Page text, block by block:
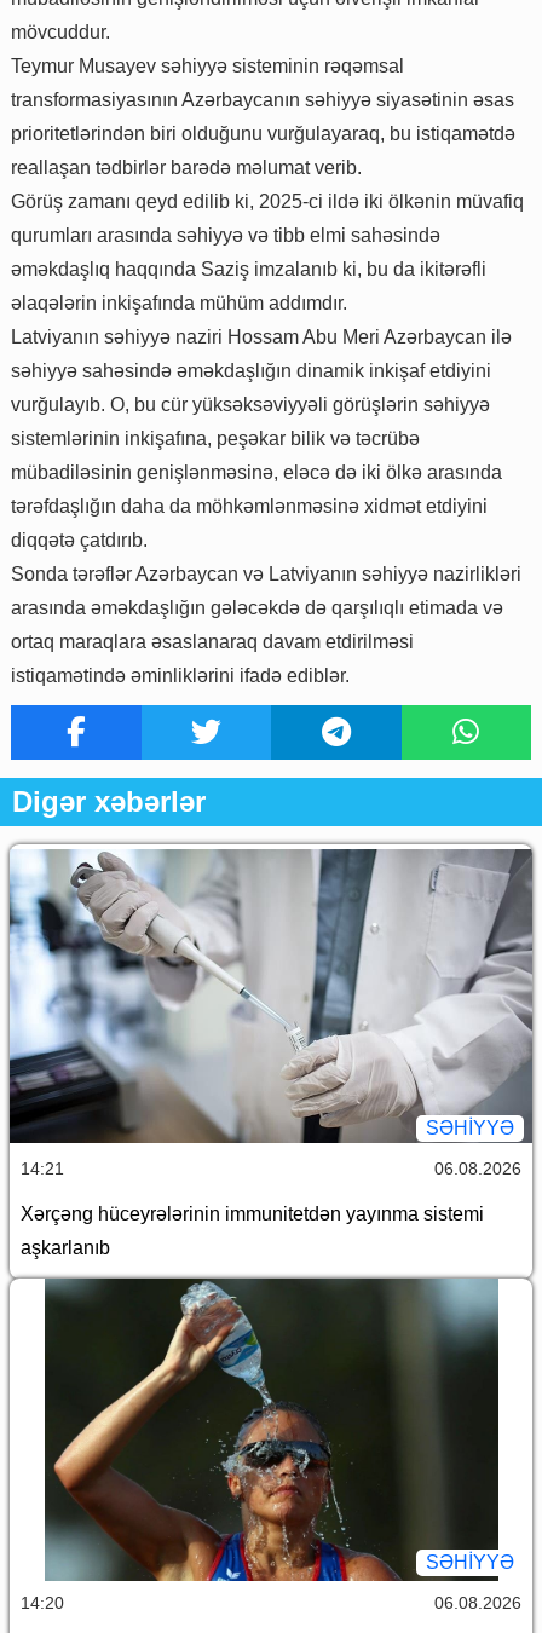
mövcuddur.
Teymur Musayev səhiyyə sisteminin rəqəmsal
transformasiyasının Azərbaycanın səhiyyə siyasətinin əsas
prioritetlərindən biri olduğunu vurğulayaraq, bu istiqamətdə
reallaşan tədbirlər barədə məlumat verib.
Görüş zamanı qeyd edilib ki, 2025-ci ildə iki ölkənin müvafiq
qurumları arasında səhiyyə və tibb elmi sahəsində
əməkdaşlıq haqqında Saziş imzalanıb ki, bu da ikitərəfli
əlaqələrin inkişafında mühüm addımdır.
Latviyanın səhiyyə naziri Hossam Abu Meri Azərbaycan ilə
səhiyyə sahəsində əməkdaşlığın dinamik inkişaf etdiyini
vurğulayıb. O, bu cür yüksəksəviyyəli görüşlərin səhiyyə
sistemlərinin inkişafına, peşəkar bilik və təcrübə
mübadiləsinin genişlənməsinə, eləcə də iki ölkə arasında
tərəfdaşlığın daha da möhkəmlənməsinə xidmət etdiyini
diqqətə çatdırıb.
Sonda tərəflər Azərbaycan və Latviyanın səhiyyə nazirlikləri
arasında əməkdaşlığın gələcəkdə də qarşılıqlı etimada və
ortaq maraqlara əsaslanaraq davam etdirilməsi
istiqamətində əminliklərini ifadə ediblər.
Digər xəbərlər
SƏHIYYƏ
14:21 06.08.2026
Xərçəng hüceyrələrinin immunitetdən yayınma sistemi
aşkarlanıb
SƏHIYYƏ
14:20 06.08.2026